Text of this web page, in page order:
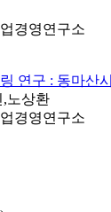
경영연구소
연구 : 동마산
,노상환
경영연구소